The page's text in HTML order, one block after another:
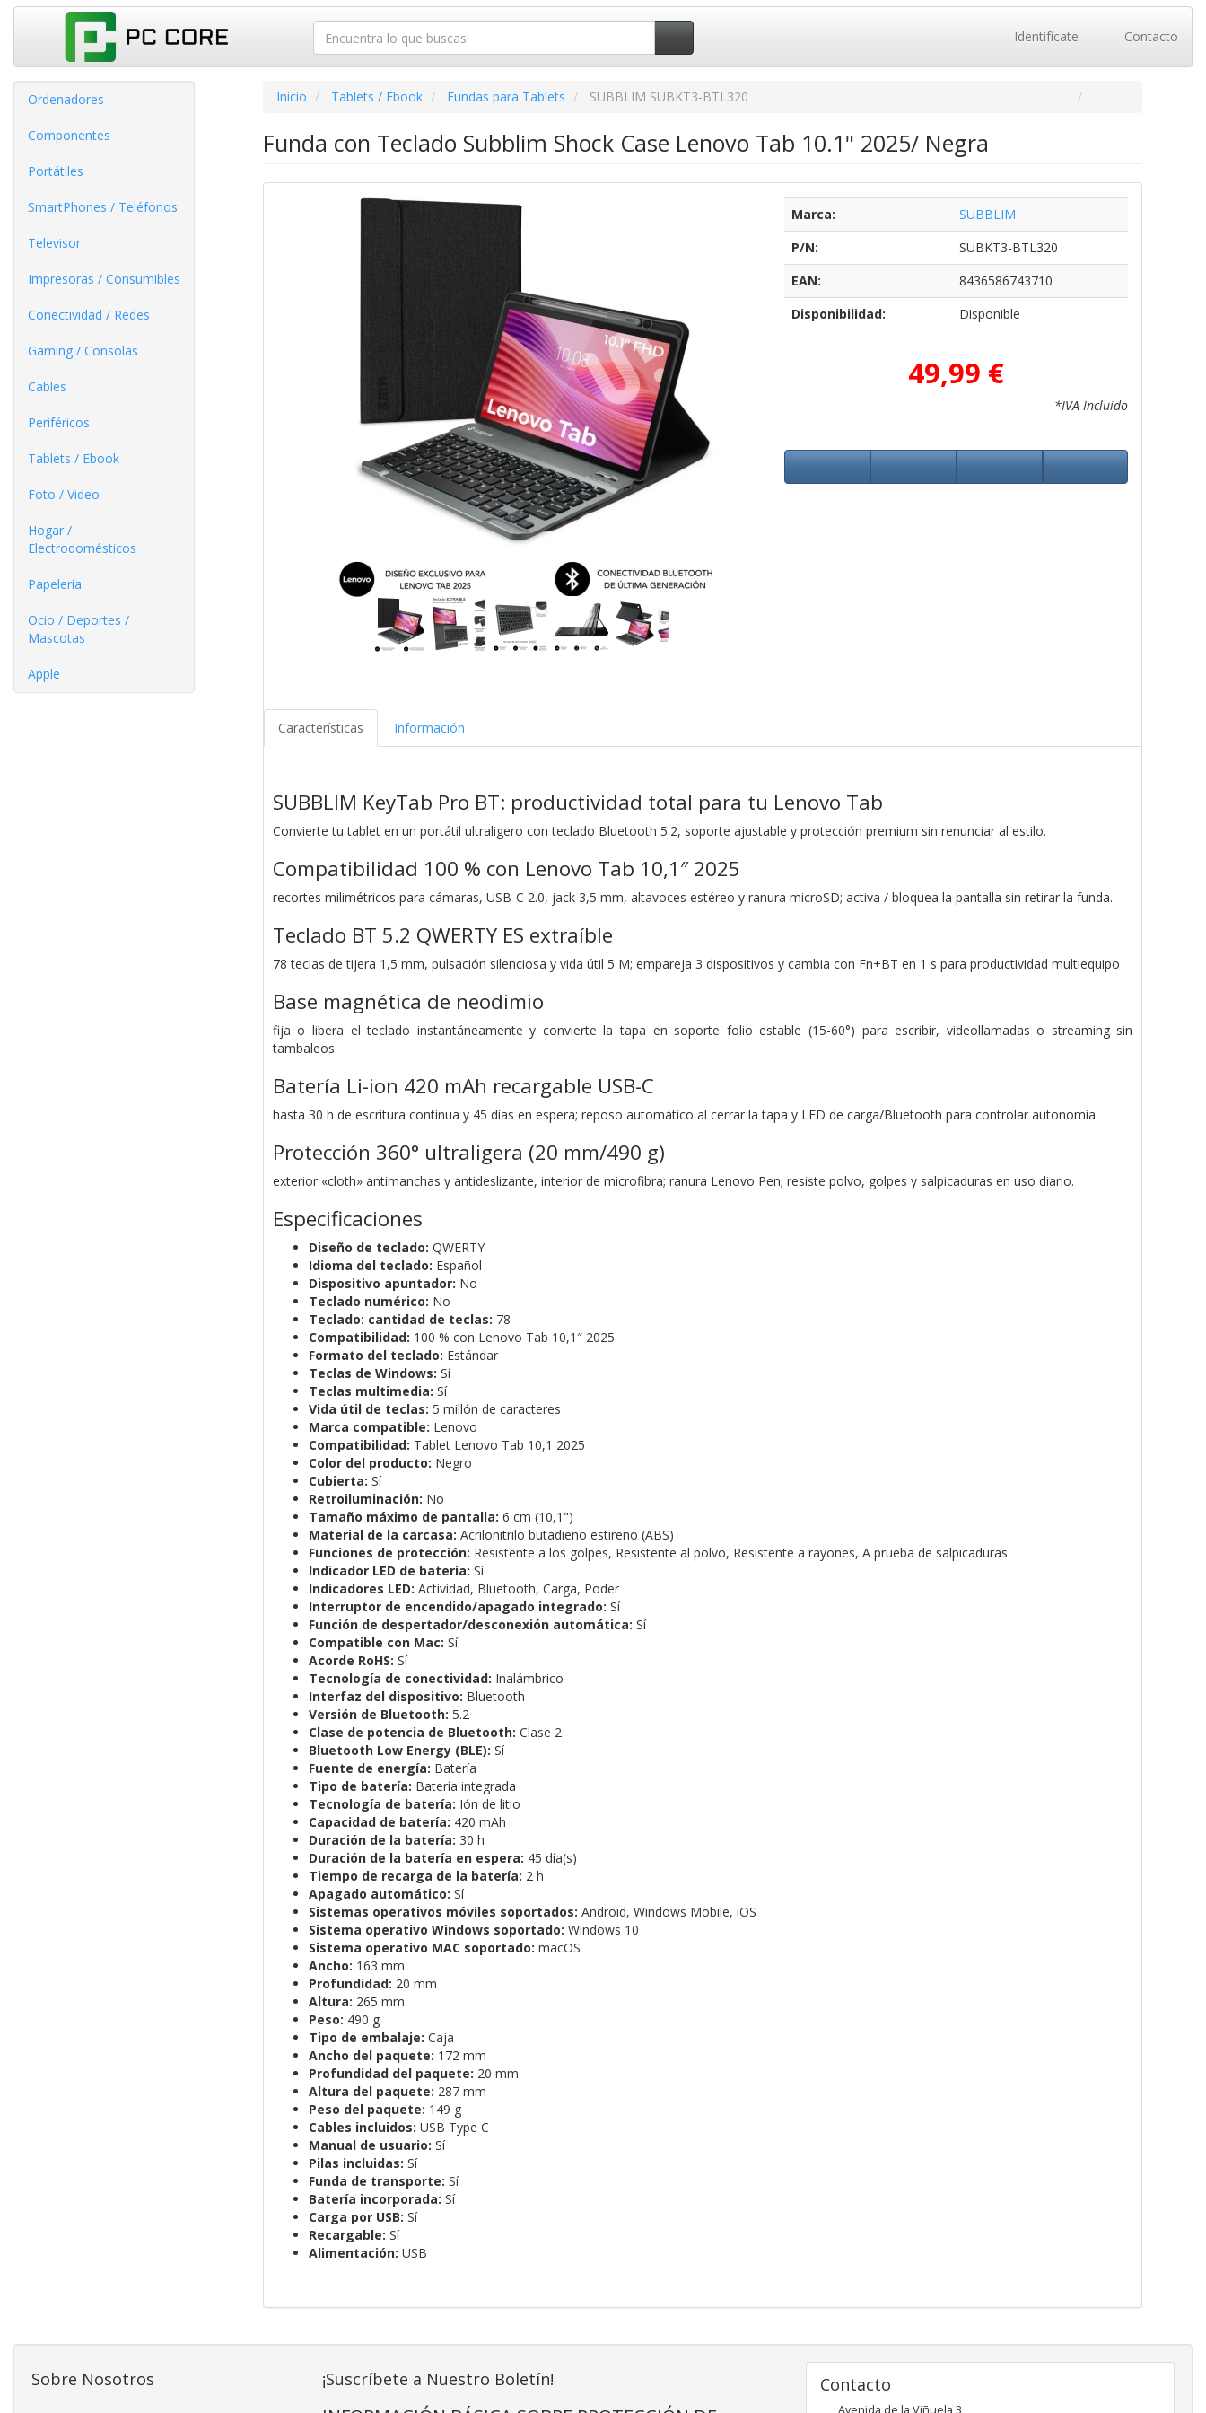
Identifícate Contacto
Ordenadores
Componentes
Portátiles
SmartPhones / Teléfonos
Televisor
Impresoras / Consumibles
Conectividad / Redes
Gaming / Consolas
Cables
Periféricos
Tablets / Ebook
Foto / Video
Hogar /
Electrodomésticos
Papelería
Ocio / Deportes /
Mascotas
Apple
Inicio Tablets / Ebook Fundas para Tablets SUBBLIM SUBKT3-BTL320
Funda con Teclado Subblim Shock Case Lenovo Tab 10.1" 2025/ Negra
Marca:
SUBBLIM
P/N:
SUBKT3-BTL320
EAN:
8436586743710
Disponibilidad:
Disponible
49,99 €
*IVA Incluido
Características Información
SUBBLIM KeyTab Pro BT: productividad total para tu Lenovo Tab
Convierte tu tablet en un portátil ultraligero con teclado Bluetooth 5.2, soporte ajustable y protección premium sin renunciar al estilo.
Compatibilidad 100 % con Lenovo Tab 10,1″ 2025
recortes milimétricos para cámaras, USB-C 2.0, jack 3,5 mm, altavoces estéreo y ranura microSD; activa / bloquea la pantalla sin retirar la funda.
Teclado BT 5.2 QWERTY ES extraíble
78 teclas de tijera 1,5 mm, pulsación silenciosa y vida útil 5 M; empareja 3 dispositivos y cambia con Fn+BT en 1 s para productividad multiequipo
Base magnética de neodimio
fija o libera el teclado instantáneamente y convierte la tapa en soporte folio estable (15-60°) para escribir, videollamadas o streaming sin
tambaleos
Batería Li-ion 420 mAh recargable USB-C
hasta 30 h de escritura continua y 45 días en espera; reposo automático al cerrar la tapa y LED de carga/Bluetooth para controlar autonomía.
Protección 360° ultraligera (20 mm/490 g)
exterior «cloth» antimanchas y antideslizante, interior de microfibra; ranura Lenovo Pen; resiste polvo, golpes y salpicaduras en uso diario.
Especificaciones
Diseño de teclado: QWERTY
Idioma del teclado: Español
Dispositivo apuntador: No
Teclado numérico: No
Teclado: cantidad de teclas: 78
Compatibilidad: 100 % con Lenovo Tab 10,1″ 2025
Formato del teclado: Estándar
Teclas de Windows: Sí
Teclas multimedia: Sí
Vida útil de teclas: 5 millón de caracteres
Marca compatible: Lenovo
Compatibilidad: Tablet Lenovo Tab 10,1 2025
Color del producto: Negro
Cubierta: Sí
Retroiluminación: No
Tamaño máximo de pantalla: 6 cm (10,1")
Material de la carcasa: Acrilonitrilo butadieno estireno (ABS)
Funciones de protección: Resistente a los golpes, Resistente al polvo, Resistente a rayones, A prueba de salpicaduras
Indicador LED de batería: Sí
Indicadores LED: Actividad, Bluetooth, Carga, Poder
Interruptor de encendido/apagado integrado: Sí
Función de despertador/desconexión automática: Sí
Compatible con Mac: Sí
Acorde RoHS: Sí
Tecnología de conectividad: Inalámbrico
Interfaz del dispositivo: Bluetooth
Versión de Bluetooth: 5.2
Clase de potencia de Bluetooth: Clase 2
Bluetooth Low Energy (BLE): Sí
Fuente de energía: Batería
Tipo de batería: Batería integrada
Tecnología de batería: Ión de litio
Capacidad de batería: 420 mAh
Duración de la batería: 30 h
Duración de la batería en espera: 45 día(s)
Tiempo de recarga de la batería: 2 h
Apagado automático: Sí
Sistemas operativos móviles soportados: Android, Windows Mobile, iOS
Sistema operativo Windows soportado: Windows 10
Sistema operativo MAC soportado: macOS
Ancho: 163 mm
Profundidad: 20 mm
Altura: 265 mm
Peso: 490 g
Tipo de embalaje: Caja
Ancho del paquete: 172 mm
Profundidad del paquete: 20 mm
Altura del paquete: 287 mm
Peso del paquete: 149 g
Cables incluidos: USB Type C
Manual de usuario: Sí
Pilas incluidas: Sí
Funda de transporte: Sí
Batería incorporada: Sí
Carga por USB: Sí
Recargable: Sí
Alimentación: USB
Sobre Nosotros ¡Suscríbete a Nuestro Boletín! Contacto